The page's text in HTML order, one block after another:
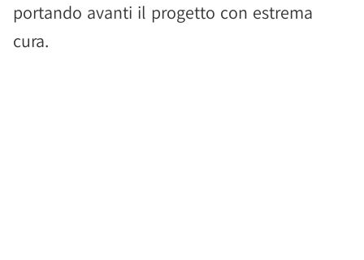
portando avanti il progetto con estrema
cura.